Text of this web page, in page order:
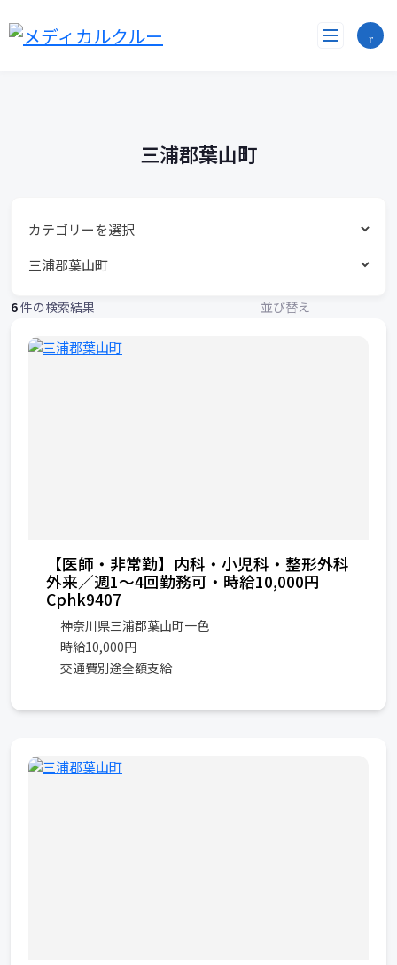
勤
務
ン
三浦郡葉山町
6件の検索結果 並び替え
【医師・非常勤】内科・小児科・整形外科
外来／週1～4回勤務可・時給10,000円
Cphk9407
神奈川県三浦郡葉山町一色
時給10,000円
交通費別途全額支給